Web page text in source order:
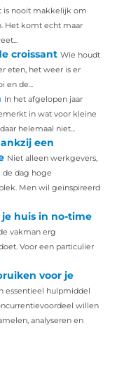
is nooit makkelijk om
Het komt echt maar
croissant Wie houdt
eten, het weer is er
en de...
In het afgelopen jaar
in wat voor kleine
helemaal niet...
een
Niet alleen werkgevers,
de dag hoge
Men wil geïnspireerd
huis in no-time
vakman erg
Voor een particulier
voor je
essentieel hulpmiddel
willen
analyseren en